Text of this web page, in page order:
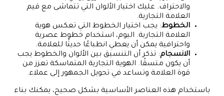
والاحتراف. عليك اختيار الألوان التي تتماشى مع قيم
العلامة التجارية.
الخطوط: يجب اختيار الخطوط التي تعكس هوية
العلامة التجارية. اليوم، استخدام خطوط عصرية
واحترافية يمكن أن يعطي انطباعًا حديثًا للعلامة.
الانسجام: تذكر أن التنسيق بين الألوان والخطوط يجب
أن يكون متسقًا. الهوية التجارية المتماسكة تعزز من
قوة العلامة وتساعد في تحويل الجمهور إلى عملاء.
باستخدام هذه العناصر الأساسية بشكل صحيح، يمكنك بناء